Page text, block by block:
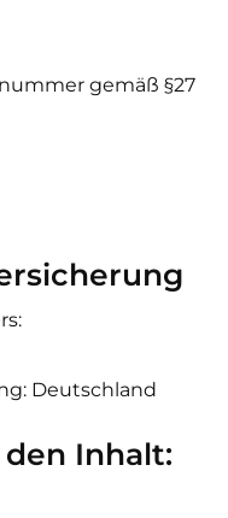
gemäß §27
Deutschland
Inhalt: